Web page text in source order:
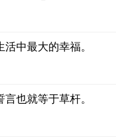
中最大的幸福。
也就等于草杆。